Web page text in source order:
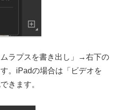
ラプスを書き出し」→右下の
。iPadの場合は「ビデオを
きます。